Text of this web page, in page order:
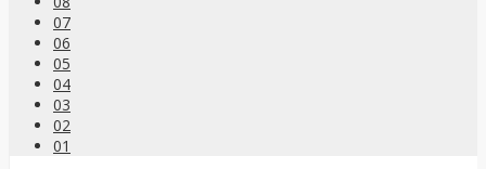
07
06
05
04
03
02
01